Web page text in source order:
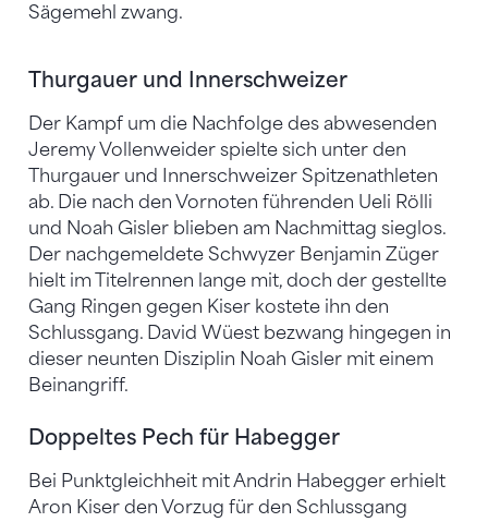
Sägemehl zwang.
Thurgauer und Innerschweizer
Der Kampf um die Nachfolge des abwesenden
Jeremy Vollenweider spielte sich unter den
Thurgauer und Innerschweizer Spitzenathleten
ab. Die nach den Vornoten führenden Ueli Rölli
und Noah Gisler blieben am Nachmittag sieglos.
Der nachgemeldete Schwyzer Benjamin Züger
hielt im Titelrennen lange mit, doch der gestellte
Gang Ringen gegen Kiser kostete ihn den
Schlussgang. David Wüest bezwang hingegen in
dieser neunten Disziplin Noah Gisler mit einem
Beinangriff.
Doppeltes Pech für Habegger
Bei Punktgleichheit mit Andrin Habegger erhielt
Aron Kiser den Vorzug für den Schlussgang